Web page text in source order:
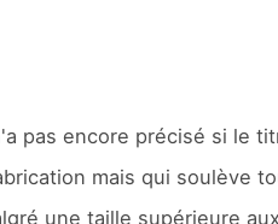
pas encore précisé si le
mais qui soulève
une taille supérieure